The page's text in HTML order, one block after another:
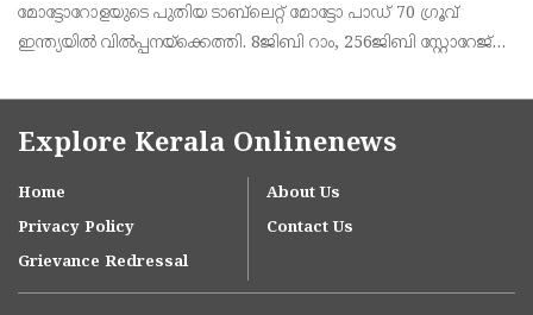
മോട്ടോറോളയുടെ പുതിയ ടാബ്‌ലെറ്റ് മോട്ടോ പാഡ് 70 ഗ്രൂവ്
ഇന്ത്യയിൽ വിൽപ്പനയ്‌ക്കെത്തി. 8ജിബി റാം, 256ജിബി സ്റ്റോറേജ്
ഉൾപ്പെടെ 32,999 രൂപയാണ് ഫലപ്രദമായ
Explore Kerala Onlinenews
Home
About Us
Privacy Policy
Contact Us
Grievance Redressal